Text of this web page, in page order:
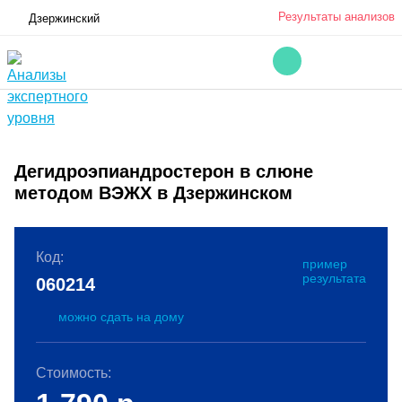
Дзержинский Результаты анализов
Дегидроэпиандростерон в слюне
методом ВЭЖХ в Дзержинском
Код:
пример
результата
060214
можно сдать на дому
Стоимость: